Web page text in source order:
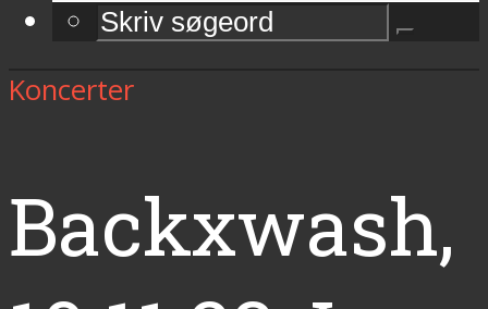
Koncerter
Backxwash,